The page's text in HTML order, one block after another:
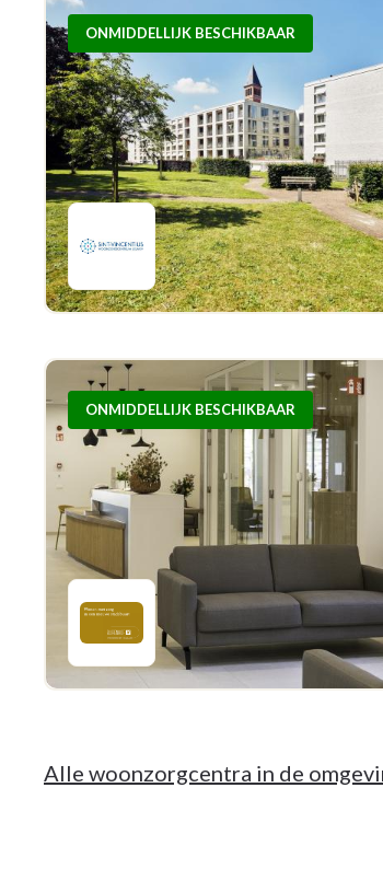
ONMIDDELLIJK BESCHIKBAAR
ONMIDDELLIJK BESCHIKBAAR
Alle woonzorgcentra in de